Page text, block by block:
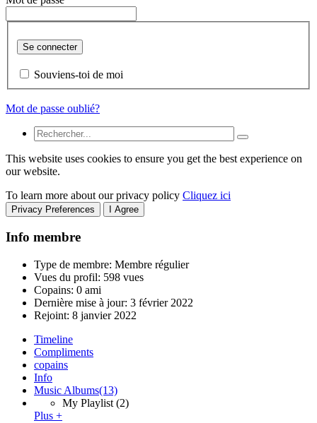
Se connecter
Souviens-toi de moi
Mot de passe oublié?
This website uses cookies to ensure you get the best experience on
our website.
To learn more about our privacy policy Cliquez ici
Privacy Preferences I Agree
Info membre
Type de membre: Membre régulier
Vues du profil: 598 vues
Copains: 0 ami
Dernière mise à jour: 3 février 2022
Rejoint: 8 janvier 2022
Timeline
Compliments
copains
Info
Music Albums(13)
My Playlist (2)
Plus +